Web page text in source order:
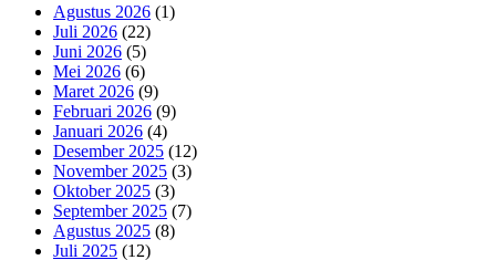
Agustus 2026 (1)
Juli 2026 (22)
Juni 2026 (5)
Mei 2026 (6)
Maret 2026 (9)
Februari 2026 (9)
Januari 2026 (4)
Desember 2025 (12)
November 2025 (3)
Oktober 2025 (3)
September 2025 (7)
Agustus 2025 (8)
Juli 2025 (12)